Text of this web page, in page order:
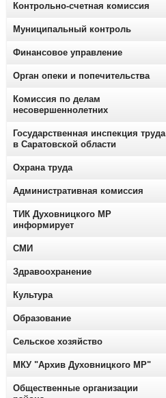
Контрольно-счетная комиссия
Муниципальный контроль
Финансовое управление
Орган опеки и попечительства
Комиссия по делам
несовершеннолетних
Государственная инспекция труда
в Саратовской области
Охрана труда
Административная комиссия
ТИК Духовницкого МР
информирует
СМИ
Здравоохранение
Культура
Образование
Сельское хозяйство
МКУ "Архив Духовницкого МР"
Общественные организации